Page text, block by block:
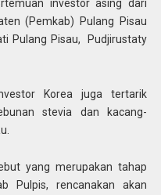
investor asing dari
(Pemkab) Pulang Pisau
Pulang Pisau, Pudjirustaty
Korea juga tertarik
stevia dan kacang-
yang merupakan tahap
Pulpis, rencanakan akan